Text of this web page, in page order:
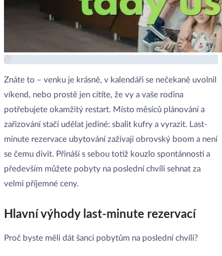
Znáte to – venku je krásně, v kalendáři se nečekaně uvolnil
víkend, nebo prostě jen cítíte, že vy a vaše rodina
potřebujete okamžitý restart. Místo měsíců plánování a
zařizování stačí udělat jediné: sbalit kufry a vyrazit. Last-
minute rezervace ubytování zažívají obrovský boom a není
se čemu divit. Přináší s sebou totiž kouzlo spontánnosti a
především můžete pobyty na poslední chvíli sehnat za
velmi příjemné ceny.
Hlavní výhody last-minute rezervací
Proč byste měli dát šanci pobytům na poslední chvíli?